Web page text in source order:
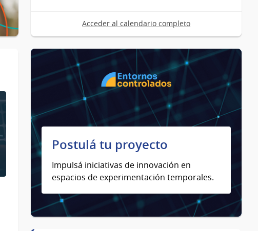
Acceder al calendario completo
Postulá tu proyecto
Impulsá iniciativas de innovación en
espacios de experimentación temporales.